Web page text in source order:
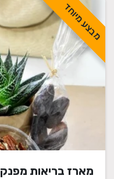
מבצע מיוחד
מארז בריאות מפנק